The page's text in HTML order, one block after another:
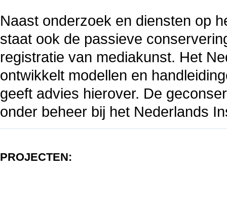
Naast onderzoek en diensten op
staat ook de passieve
registratie van mediakunst. Het
ontwikkelt modellen en
geeft advies hierover. De
onder beheer bij het Nederlands
PROJECTEN: